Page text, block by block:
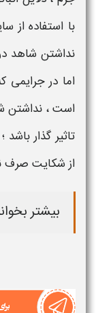
با استفاده از
نداشتن شاهد
اما در جرایمی
است ، نداشتن
تاثیر گذار
از شکایت صرف
بیشتر